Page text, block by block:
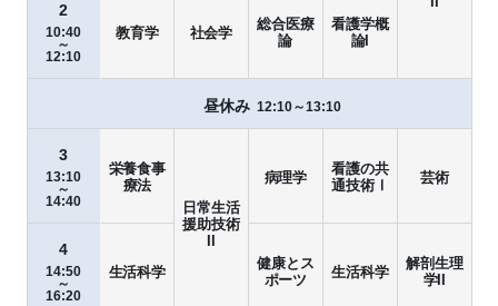
2
10:40
～
12:10
教育学 社会学
総合医療
論
看護学概
論I
昼休み 12:10～13:10
3
13:10
～
14:40
栄養食事
療法
日常生活
援助技術
病理学
看護の共
通技術Ⅰ
芸術
4
14:50
～
16:20
生活科学
健康とス
ポーツ
生活科学
解剖生理
学II